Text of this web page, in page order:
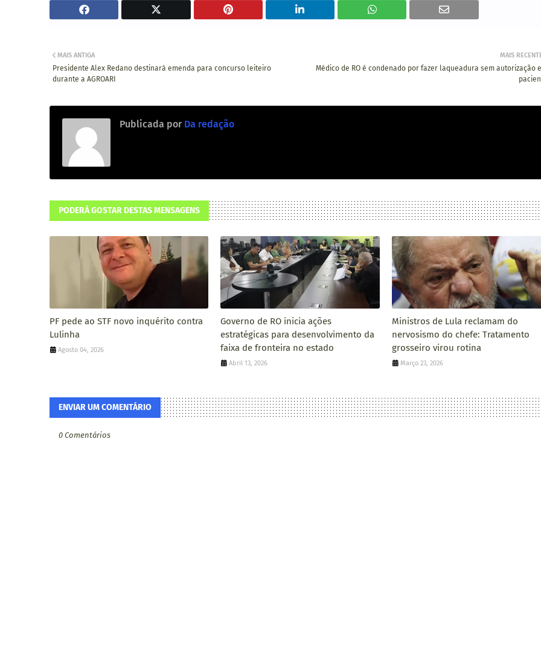
MAIS
Médico de RO é condenado por fazer laqueadura sem autorização
MAIS ANTIGA
Presidente Alex Redano destinará emenda para concurso leiteiro
durante a AGROARI
Publicada por Da redação
PODERÁ GOSTAR DESTAS MENSAGENS
PF pede ao STF novo inquérito contra
Lulinha
Agosto 04, 2026
Governo de RO inicia ações
estratégicas para desenvolvimento da
faixa de fronteira no estado
Abril 13, 2026
Ministros de Lula reclamam do
nervosismo do chefe: Tratamento
grosseiro virou rotina
Março 23, 2026
ENVIAR UM COMENTÁRIO
0 Comentários